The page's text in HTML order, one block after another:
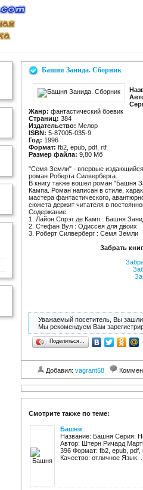
Башня Занида. Сборник
Жанр: фантастический боевик
Страниц: 384
Издательство: Мелор
ISBN: 5-87005-035-9
Год: 1996
Формат: fb2, epub, pdf, rtf
Размер файла: 9,80 Мб
"Семя Земли" - впервые
роман Роберта Силверберга.
В книгу также вошел роман "Башня
Кампа. Роман написан в стиле,
мастера фантастического,
сюжета держит читателя в
Содержание:
1. Лайон Спрэг де Камп : Башня
2. Стефан Вул : Одиссея для двоих
3. Роберт Силверберг : Семя Земли
Забрать
Уважаемый посетитель, Вы зашли
Мы рекомендуем Вам
Поделиться…
Добавил: vagrant58
Смотрите также по теме:
Башня
Название: Башня Серия:
Автор: Штерн Ричард
396 Формат: fb2, epub,
Качество: отличное Язык: